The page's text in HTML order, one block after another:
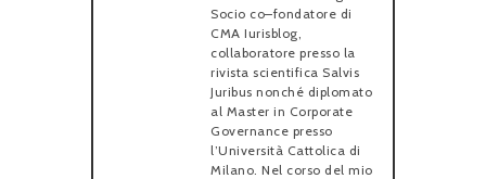
Socio co–fondatore di
CMA Iurisblog,
collaboratore presso la
rivista scientifica Salvis
Juribus nonché diplomato
al Master in Corporate
Governance presso
l’Università Cattolica di
Milano. Nel corso del mio